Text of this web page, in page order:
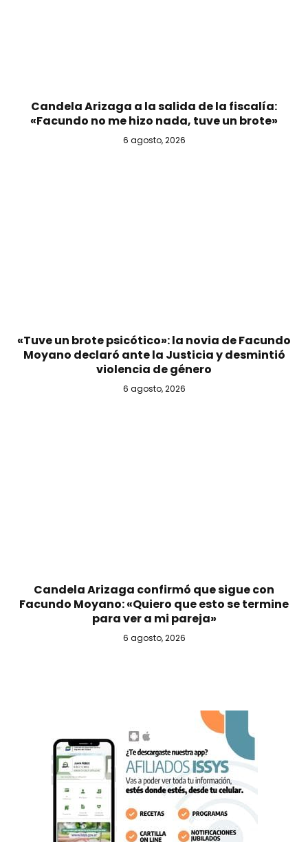
Candela Arizaga a la salida de la fiscalía:
«Facundo no me hizo nada, tuve un brote»
6 agosto, 2026
«Tuve un brote psicótico»: la novia de Facundo
Moyano declaró ante la Justicia y desmintió
violencia de género
6 agosto, 2026
Candela Arizaga confirmó que sigue con
Facundo Moyano: «Quiero que esto se termine
para ver a mi pareja»
6 agosto, 2026